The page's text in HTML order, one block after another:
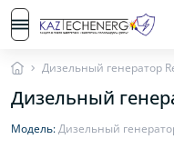
Дизельный генератор
Дизельный
Модель:Дизельный